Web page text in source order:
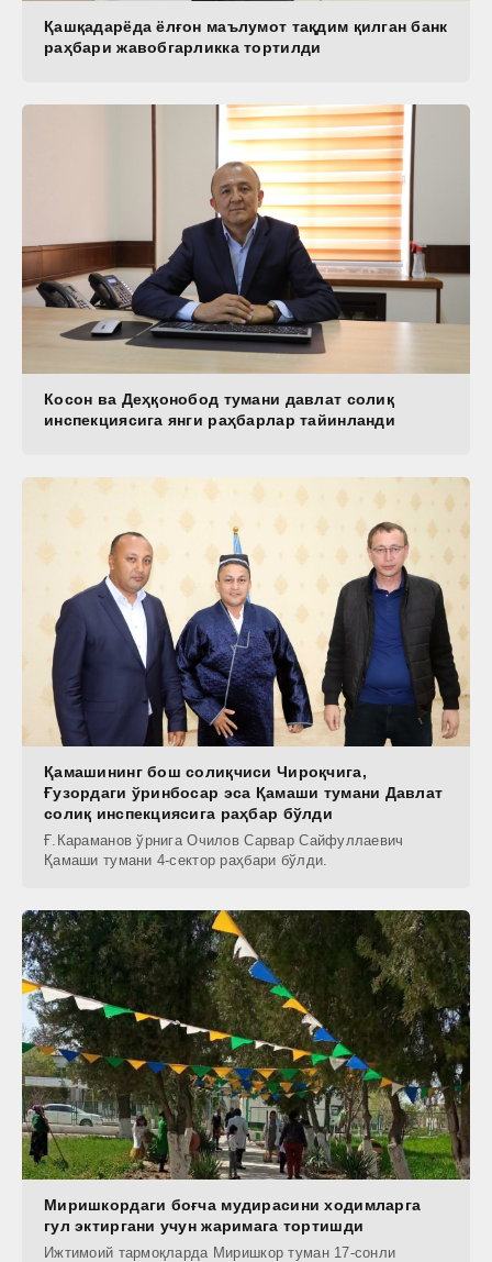
Қашқадарёда ёлғон маълумот тақдим қилган банк
раҳбари жавобгарликка тортилди
Косон ва Деҳқонобод тумани давлат солиқ
инспекциясига янги раҳбарлар тайинланди
Қамашининг бош солиқчиси Чироқчига,
Ғузордаги ўринбосар эса Қамаши тумани Давлат
солиқ инспекциясига раҳбар бўлди
Ғ.Караманов ўрнига Очилов Сарвар Сайфуллаевич
Қамаши тумани 4-сектор раҳбари бўлди.
Миришкордаги боғча мудирасини ходимларга
гул эктиргани учун жаримага тортишди
Ижтимоий тармоқларда Миришкор туман 17-сонли